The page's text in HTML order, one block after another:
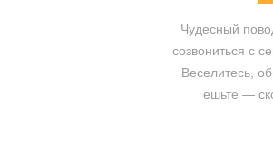
Чудесный
созвониться с
Веселитесь,
ешьте —